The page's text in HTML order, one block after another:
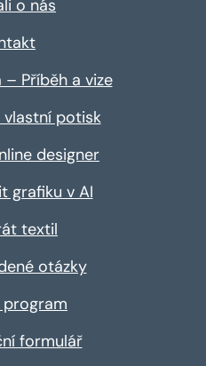
o nás
– Příběh a vize
potisk
designer
grafiku v AI
textil
otázky
formulář